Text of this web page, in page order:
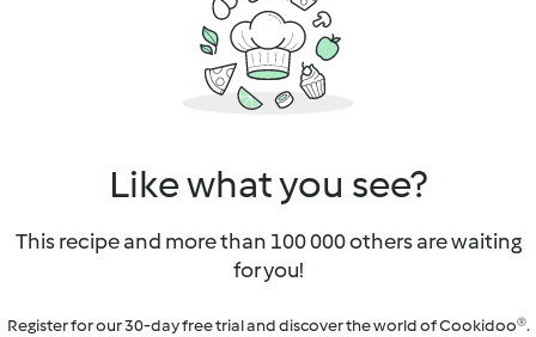
Like what you see?
This recipe and more than 100 000 others are waiting
for you!
Register for our 30-day free trial and discover the world of Cookidoo®.